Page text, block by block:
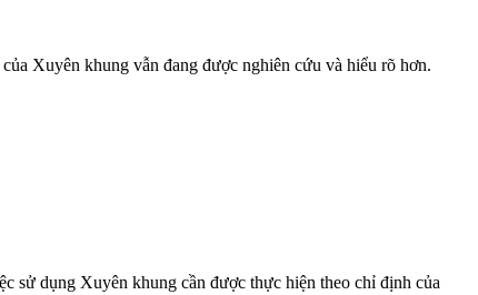
Xuyên khung vẫn đang được nghiên cứu và hiểu rõ hơn.
sử dụng Xuyên khung cần được thực hiện theo chỉ định của